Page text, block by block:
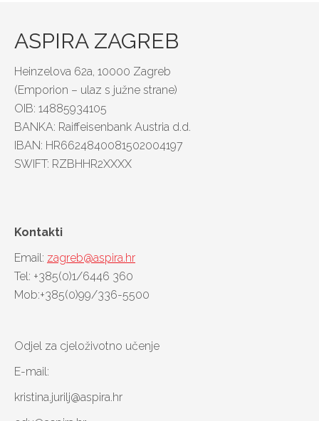
ASPIRA ZAGREB
Heinzelova 62a, 10000 Zagreb
(Emporion – ulaz s južne strane)
OIB: 14885934105
BANKA: Raiffeisenbank Austria d.d.
IBAN: HR6624840081502004197
SWIFT: RZBHHR2XXXX
Kontakti
Email: zagreb@aspira.hr
Tel: +385(0)1/6446 360
Mob:+385(0)99/336-5500
Odjel za cjeloživotno učenje
E-mail:
kristina.jurilj@aspira.hr